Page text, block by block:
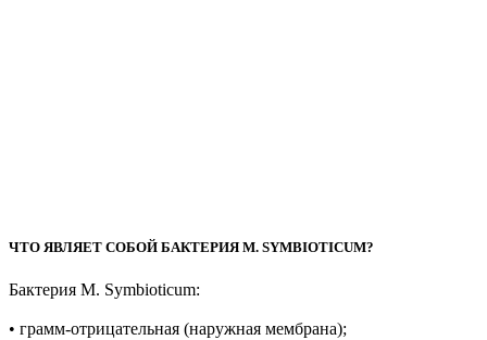
ЧТО ЯВЛЯЕТ СОБОЙ БАКТЕРИЯ M. SYMBIOTICUM?
Бактерия M. Symbioticum:
• грамм-отрицательная (наружная мембрана);